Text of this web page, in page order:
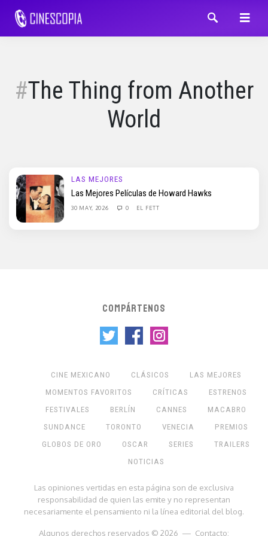
The Thing from Another
World
LAS MEJORES
Las Mejores Películas de Howard Hawks
30 MAY, 2026 0 EL FETT
COMPÁRTENOS
CINE MEXICANO CLÁSICOS
LAS MEJORES
MOMENTOS FAVORITOS
CRÍTICAS
ESTRENOS
FESTIVALES
BERLÍN CANNES
MACABRO
SUNDANCE
TORONTO VENECIA
PREMIOS
GLOBOS DE ORO
OSCAR SERIES
TRAILERS
NOTICIAS
Las opiniones vertidas en esta página son de exclusiva
responsabilidad de quien las emite y no representan
necesariamente el pensamiento ni la línea editorial del blog.
Algunos derechos reservados © 2026 — Contacto: